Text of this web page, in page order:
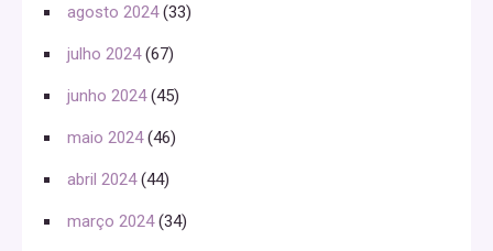
agosto 2024(33)
julho 2024(67)
junho 2024(45)
maio 2024(46)
abril 2024(44)
março 2024(34)